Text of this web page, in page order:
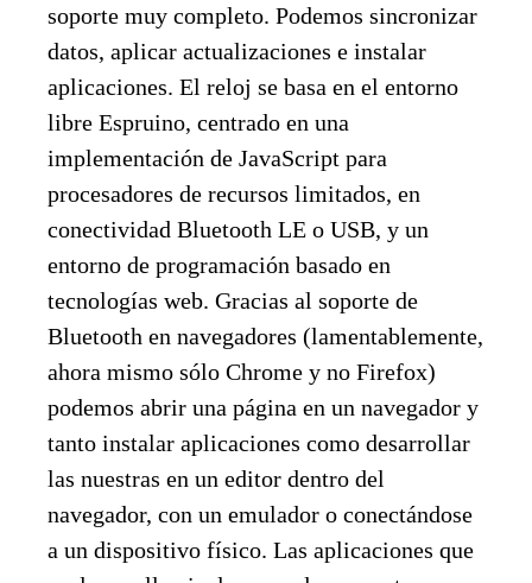
soporte muy completo. Podemos sincronizar
datos, aplicar actualizaciones e instalar
aplicaciones. El reloj se basa en el entorno
libre Espruino, centrado en una
implementación de JavaScript para
procesadores de recursos limitados, en
conectividad Bluetooth LE o USB, y un
entorno de programación basado en
tecnologías web. Gracias al soporte de
Bluetooth en navegadores (lamentablemente,
ahora mismo sólo Chrome y no Firefox)
podemos abrir una página en un navegador y
tanto instalar aplicaciones como desarrollar
las nuestras en un editor dentro del
navegador, con un emulador o conectándose
a un dispositivo físico. Las aplicaciones que